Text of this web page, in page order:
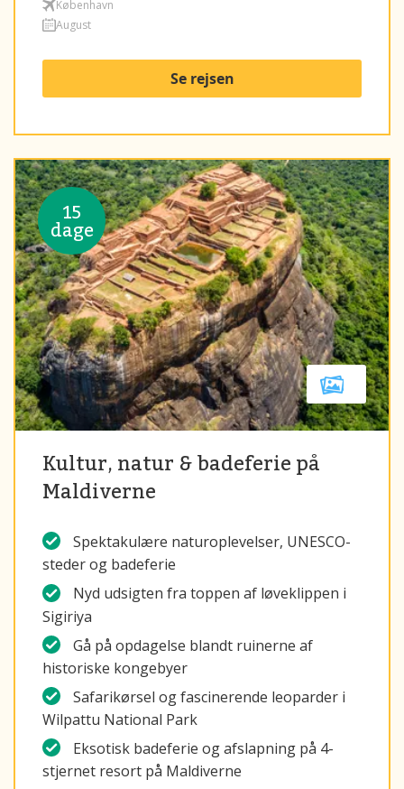
København
August
Se rejsen
15
dage
Kultur, natur & badeferie på
Maldiverne
Spektakulære naturoplevelser, UNESCO-
steder og badeferie
Nyd udsigten fra toppen af løveklippen i
Sigiriya
Gå på opdagelse blandt ruinerne af
historiske kongebyer
Safarikørsel og fascinerende leoparder i
Wilpattu National Park
Eksotisk badeferie og afslapning på 4-
stjernet resort på Maldiverne